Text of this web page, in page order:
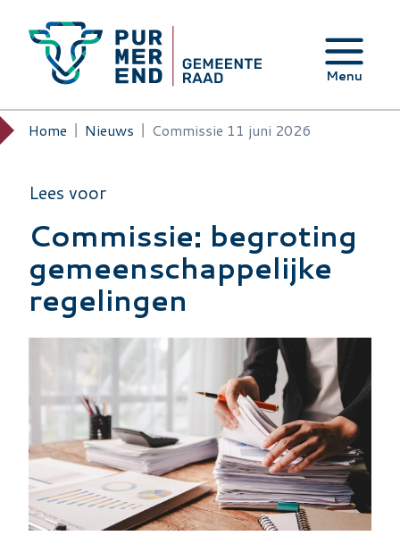
Menu
Kruimelpad
Home Nieuws Commissie 11 juni 2026
Lees voor
Commissie: begroting
gemeenschappelijke
regelingen
Image